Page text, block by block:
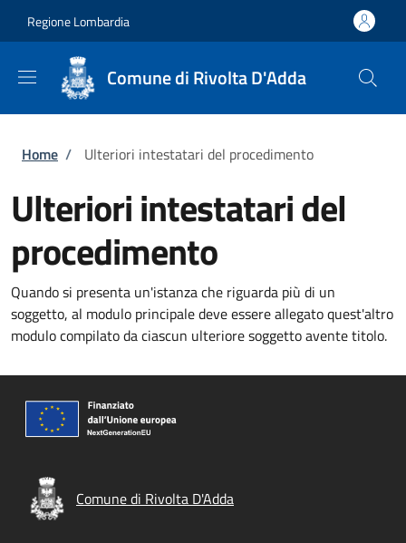
Regione Lombardia
Comune di Rivolta D'Adda
Briciole di pane
Home / Ulteriori intestatari del procedimento
Ulteriori intestatari del
procedimento
Quando si presenta un'istanza che riguarda più di un
soggetto, al modulo principale deve essere allegato quest'altro
modulo compilato da ciascun ulteriore soggetto avente titolo.
Comune di Rivolta D'Adda